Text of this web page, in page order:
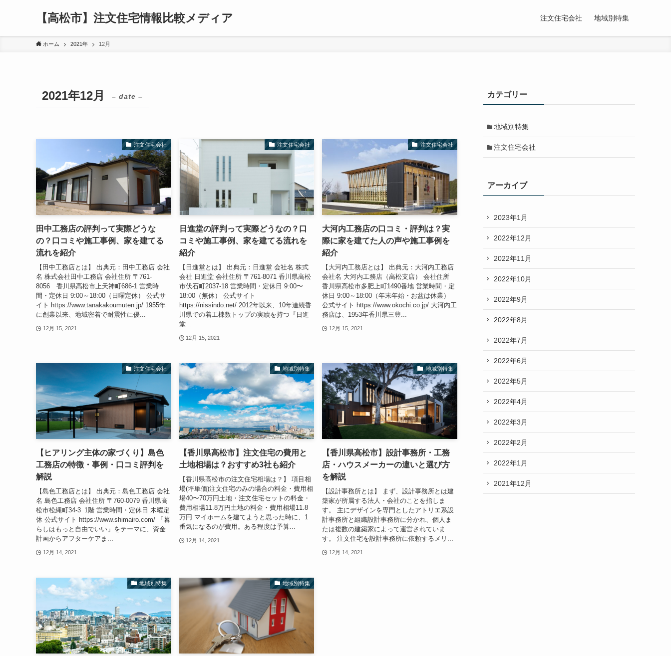
【高松市】注文住宅情報比較メディア 注文住宅会社 地域別特集
ホーム 2021年 12月
2021年12月 – date –
注文住宅会社
田中工務店の評判って実際どうな
の？口コミや施工事例、家を建てる
流れを紹介
【田中工務店とは】 出典元：田中工務店 会社
名 株式会社田中工務店 会社住所 〒761-
8056 香川県高松市上天神町686-1 営業時
間・定休日 9:00～18:00（日曜定休） 公式サ
イト ​​​​https://www.tanakakoumuten.jp/ 1955年
に創業以来、地域密着で耐震性に優...
12月 15, 2021
注文住宅会社
日進堂の評判って実際どうなの？口
コミや施工事例、家を建てる流れを
紹介
【日進堂とは】 出典元：日進堂 会社名 株式
会社 日進堂 会社住所 〒761-8071 香川県高松
市伏石町2037-18 営業時間・定休日 9:00〜
18:00（無休） 公式サイト ​​​​
https://nissindo.net/ 2012年以来、10年連続香
川県での着工棟数トップの実績を持つ『日進
堂...
12月 15, 2021
注文住宅会社
大河内工務店の口コミ・評判は？実
際に家を建てた人の声や施工事例を
紹介
【大河内工務店とは】 出典元：大河内工務店
会社名 大河内工務店（高松支店） 会社住所
香川県高松市多肥上町1490番地 営業時間・定
休日 9:00～18:00（年末年始・お盆は休業）
公式サイト ​​https://www.okochi.co.jp/ 大河内工
務店は、1953年香川県三豊...
12月 15, 2021
注文住宅会社
【ヒアリング主体の家づくり】島色
工務店の特徴・事例・口コミ評判を
解説
【島色工務店とは】 出典元：島色工務店 会社
名 島色工務店 会社住所 〒760-0079 香川県高
松市松縄町34-3 1階 営業時間・定休日 木曜定
休 公式サイト ​​​​https://www.shimairo.com/ 「暮
らしはもっと自由でいい」をテーマに、資金
計画からアフターケアま...
12月 14, 2021
地域別特集
【香川県高松市】注文住宅の費用と
土地相場は？おすすめ3社も紹介
【香川県高松市の注文住宅相場は？】 項目相
場(坪単価)注文住宅のみの場合の料金・費用相
場40〜70万円土地・注文住宅セットの料金・
費用相場11.8万円土地の料金・費用相場11.8
万円 マイホームを建てようと思った時に、1
番気になるのが費用。ある程度は予算...
12月 14, 2021
地域別特集
【香川県高松市】設計事務所・工務
店・ハウスメーカーの違いと選び方
を解説
【設計事務所とは】 まず、設計事務所とは建
築家が所属する法人・会社のことを指しま
す。 主にデザインを専門としたアトリエ系設
計事務所と組織設計事務所に分かれ、個人ま
たは複数の建築家によって運営されていま
す。 注文住宅を設計事務所に依頼するメリ...
12月 14, 2021
地域別特集 地域別特集
カテゴリー
地域別特集
注文住宅会社
アーカイブ
2023年1月
2022年12月
2022年11月
2022年10月
2022年9月
2022年8月
2022年7月
2022年6月
2022年5月
2022年4月
2022年3月
2022年2月
2022年1月
2021年12月